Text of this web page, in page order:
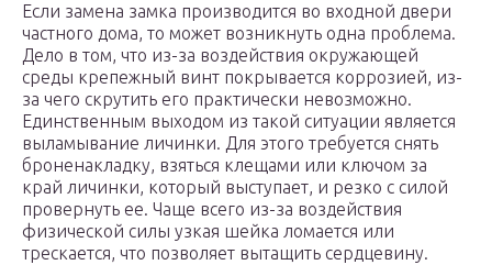
Если замена замка производится во входной двери
частного дома, то может возникнуть одна проблема.
Дело в том, что из-за воздействия окружающей
среды крепежный винт покрывается коррозией, из-
за чего скрутить его практически невозможно.
Единственным выходом из такой ситуации является
выламывание личинки. Для этого требуется снять
броненакладку, взяться клещами или ключом за
край личинки, который выступает, и резко с силой
провернуть ее. Чаще всего из-за воздействия
физической силы узкая шейка ломается или
трескается, что позволяет вытащить сердцевину.